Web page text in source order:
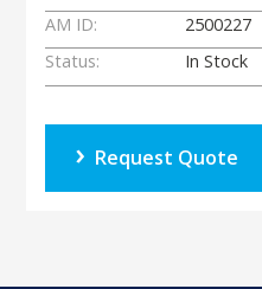
AM ID:
2500227
Status:
In Stock
Request Quote